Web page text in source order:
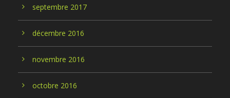
septembre 2017
décembre 2016
novembre 2016
octobre 2016